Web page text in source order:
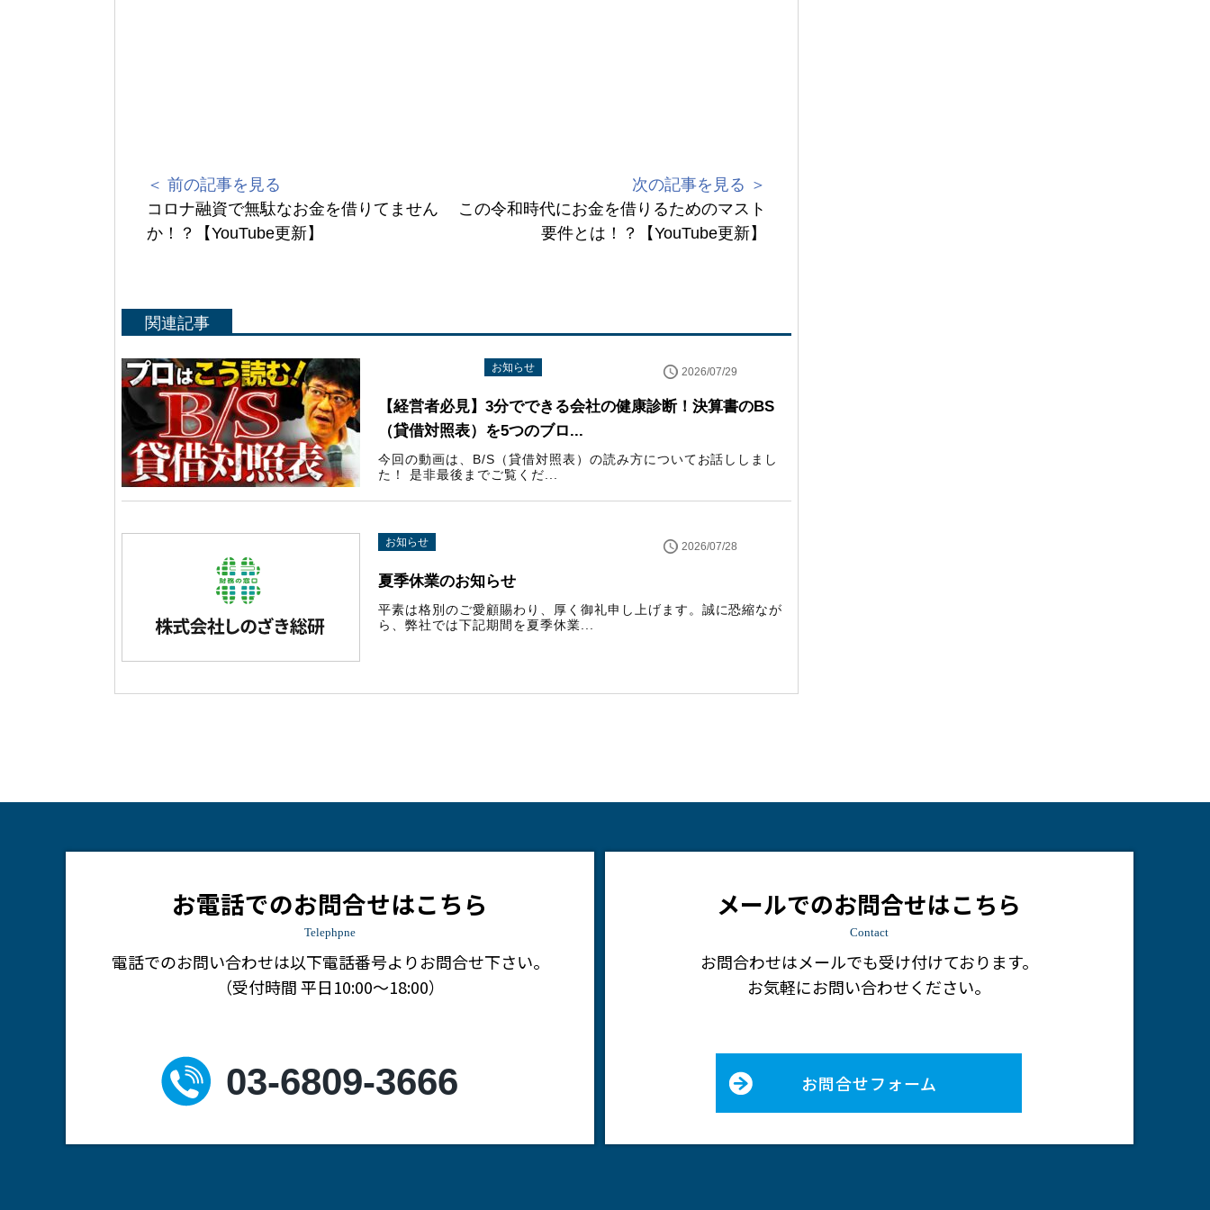
＜ 前の記事を見る
コロナ融資で無駄なお金を借りてません
か！？【YouTube更新】
次の記事を見る ＞
この令和時代にお金を借りるためのマスト
要件とは！？【YouTube更新】
関連記事
お知らせ 2026/07/29
【経営者必見】3分でできる会社の健康診断！決算書のBS
（貸借対照表）を5つのブロ...
今回の動画は、B/S（貸借対照表）の読み方についてお話ししまし
た！ 是非最後までご覧くだ...
お知らせ 2026/07/28
夏季休業のお知らせ
平素は格別のご愛顧賜わり、厚く御礼申し上げます。誠に恐縮なが
ら、弊社では下記期間を夏季休業...
お電話でのお問合せはこちら
Telephpne
電話でのお問い合わせは以下電話番号よりお問合せ下さい。
（受付時間 平日10:00～18:00）
03-6809-3666
メールでのお問合せはこちら
Contact
お問合わせはメールでも受け付けております。
お気軽にお問い合わせください。
お問合せフォーム